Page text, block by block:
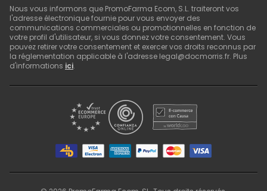
Nous vous informons que PromoFarma Ecom, S.L. traiteront vos
l'adresse électronique fournie pour vous envoyer des
communications commerciales ou promotionnelles en fonction de
votre profil d'utilisateur, si vous donnez votre consentement. Vous
pouvez retirer votre consentement et exercer vos droits reconnus par
la réglementation applicable à l'adresse legal@docmorris.fr. Plus
d'informations ici.